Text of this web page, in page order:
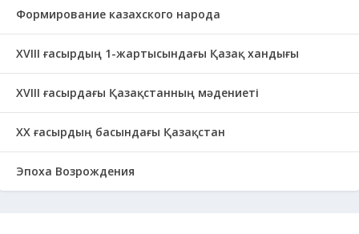
Формирование казахского народа
ХVIII ғасырдың 1-жартысындағы Қазақ хандығы
ХVІІІ ғасырдағы Қазақстанның мәдениеті
ХХ ғасырдың басындағы Қазақстан
Эпоха Возрождения